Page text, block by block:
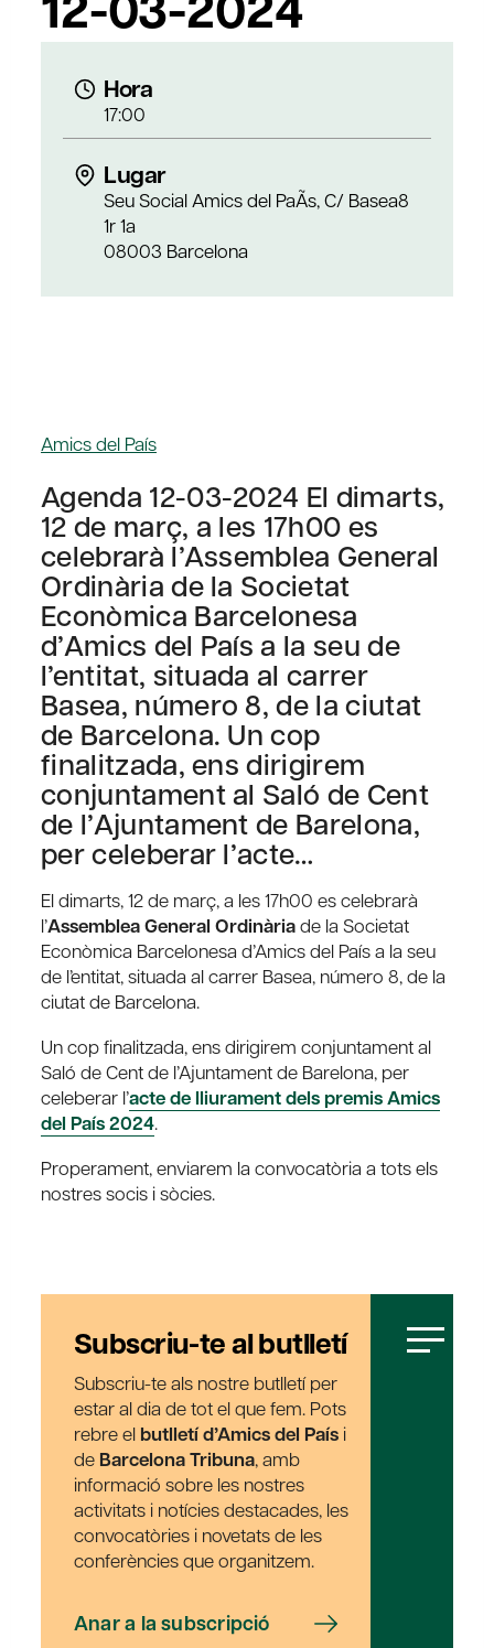
Hora
17:00
Lugar
Seu Social Amics del PaÃ­s, C/ Basea8
1r 1a
08003 Barcelona
Amics del País
Agenda 12-03-2024 El dimarts,
12 de març, a les 17h00 es
celebrarà l’Assemblea General
Ordinària de la Societat
Econòmica Barcelonesa
d’Amics del País a la seu de
l’entitat, situada al carrer
Basea, número 8, de la ciutat
de Barcelona. Un cop
finalitzada, ens dirigirem
conjuntament al Saló de Cent
de l’Ajuntament de Barelona,
per celeberar l’acte…
El dimarts, 12 de març, a les 17h00 es celebrarà
l’Assemblea General Ordinàriade la Societat
Econòmica Barcelonesa d’Amics del País a la seu
de l’entitat, situada al carrer Basea, número 8, de la
ciutat de Barcelona.
Un cop finalitzada, ens dirigirem conjuntament al
Saló de Cent de l’Ajuntament de Barelona, per
celeberar l’acte de lliurament dels premis Amics
del País 2024.
Properament, enviarem la convocatòria a tots els
nostres socis i sòcies.
Subscriu-te al butlletí
Subscriu-te als nostre butlletí per
estar al dia de tot el que fem. Pots
rebre el butlletí d’Amics del País i
de Barcelona Tribuna, amb
informació sobre les nostres
activitats i notícies destacades, les
convocatòries i novetats de les
conferències que organitzem.
Anar a la subscripció